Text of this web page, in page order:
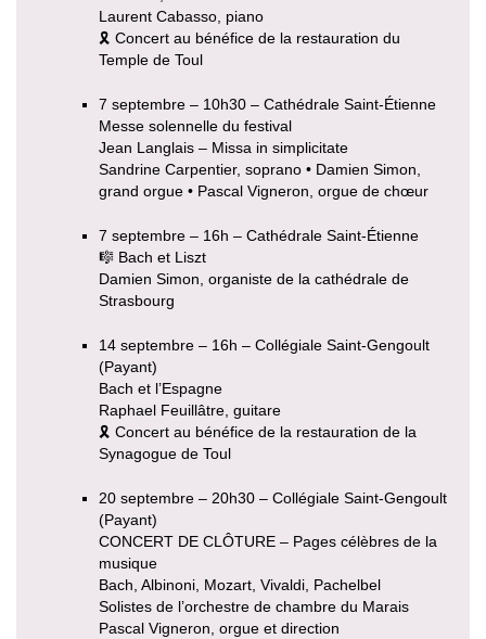
Laurent Cabasso, piano
🎗 Concert au bénéfice de la restauration du
Temple de Toul
7 septembre – 10h30 – Cathédrale Saint-Étienne
Messe solennelle du festival
Jean Langlais – Missa in simplicitate
Sandrine Carpentier, soprano • Damien Simon,
grand orgue • Pascal Vigneron, orgue de chœur
7 septembre – 16h – Cathédrale Saint-Étienne
🎼 Bach et Liszt
Damien Simon, organiste de la cathédrale de
Strasbourg
14 septembre – 16h – Collégiale Saint-Gengoult
(Payant)
Bach et l’Espagne
Raphael Feuillâtre, guitare
🎗 Concert au bénéfice de la restauration de la
Synagogue de Toul
20 septembre – 20h30 – Collégiale Saint-Gengoult
(Payant)
CONCERT DE CLÔTURE – Pages célèbres de la
musique
Bach, Albinoni, Mozart, Vivaldi, Pachelbel
Solistes de l’orchestre de chambre du Marais
Pascal Vigneron, orgue et direction